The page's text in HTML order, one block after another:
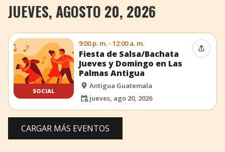
JUEVES, AGOSTO 20, 2026
SOCIAL
9:00 p. m. - 12:00 a. m.
Fiesta de Salsa/Bachata
Jueves y Domingo en Las
Palmas Antigua
Antigua Guatemala
jueves, ago 20, 2026
CARGAR MÁS EVENTOS